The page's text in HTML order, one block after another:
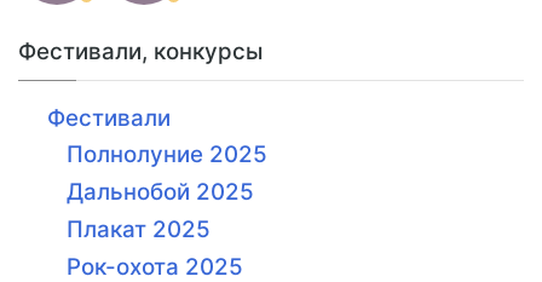
Фестивали, конкурсы
Фестивали
Полнолуние 2025
Дальнобой 2025
Плакат 2025
Рок-охота 2025